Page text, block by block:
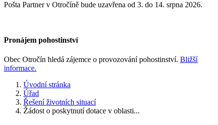
Pošta Partner v Otročíně bude uzavřena od 3. do 14. srpna 2026.
Pronájem pohostinství
Obec Otročín hledá zájemce o provozování pohostinství. Bližší
informace.
Úvodní stránka
Úřad
Řešení životních situací
Žádost o poskytnutí dotace v oblasti...